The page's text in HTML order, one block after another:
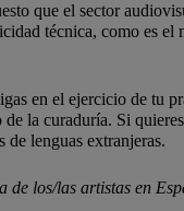
que el sector
técnica, como es
en el ejercicio de tu
la curaduría. Si
de lenguas extranjeras.
de los/las artistas en